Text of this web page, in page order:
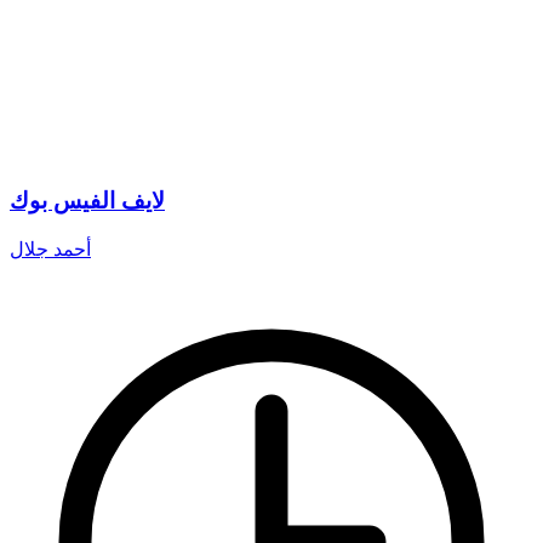
لايف الفيس بوك
أحمد جلال